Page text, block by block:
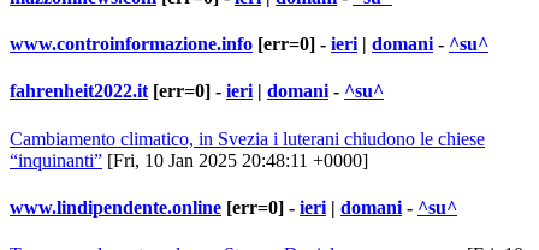
www.controinformazione.info [err=0] - ieri | domani - ^su^
fahrenheit2022.it [err=0] - ieri | domani - ^su^
Cambiamento climatico, in Svezia i luterani chiudono le chiese
“inquinanti” [Fri, 10 Jan 2025 20:48:11 +0000]
www.lindipendente.online [err=0] - ieri | domani - ^su^